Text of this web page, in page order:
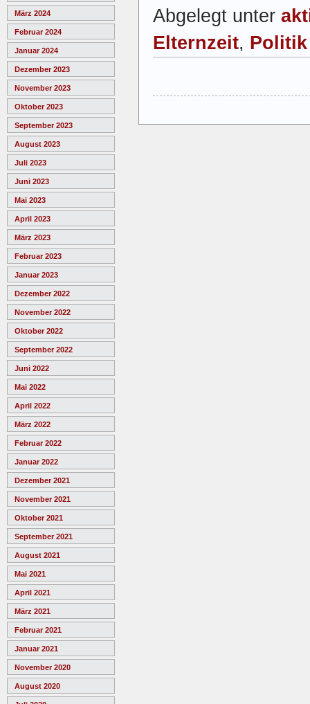
März 2024
Februar 2024
Januar 2024
Dezember 2023
November 2023
Oktober 2023
September 2023
August 2023
Juli 2023
Juni 2023
Mai 2023
April 2023
März 2023
Februar 2023
Januar 2023
Dezember 2022
November 2022
Oktober 2022
September 2022
Juni 2022
Mai 2022
April 2022
März 2022
Februar 2022
Januar 2022
Dezember 2021
November 2021
Oktober 2021
September 2021
August 2021
Mai 2021
April 2021
März 2021
Februar 2021
Januar 2021
November 2020
August 2020
Abgelegt unter
Elternzeit, Politik